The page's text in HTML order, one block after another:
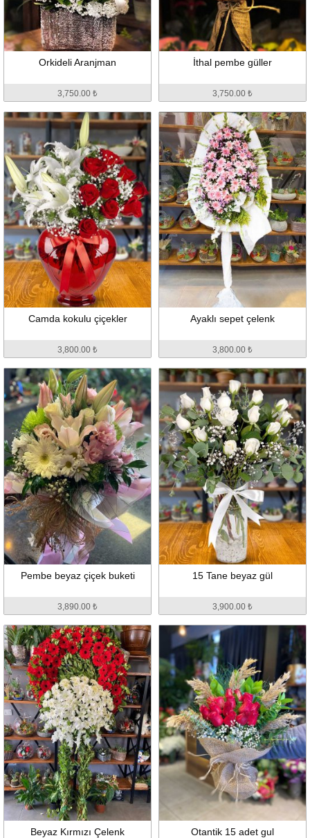
Orkideli Aranjman
3,750.00 ₺
İthal pembe güller
3,750.00 ₺
Camda kokulu çiçekler
3,800.00 ₺
Ayaklı sepet çelenk
3,800.00 ₺
Pembe beyaz çiçek buketi
3,890.00 ₺
15 Tane beyaz gül
3,900.00 ₺
Beyaz Kırmızı Çelenk Otantik 15 adet gul